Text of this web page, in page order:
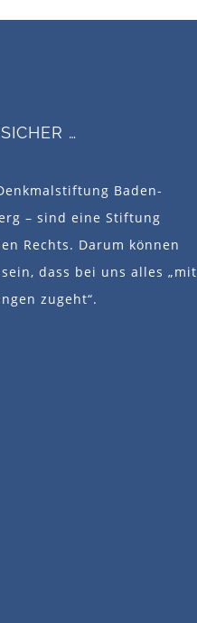
…
Baden-
– sind eine Stiftung
Rechts. Darum können
dass bei uns alles „mit
zugeht“.